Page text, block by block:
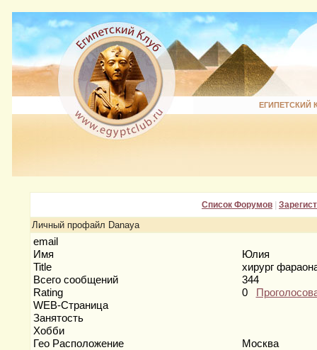
ЕГИПЕТСКИЙ
Список Форумов
Личный профайл Danaya
email
Имя
Юлия
Title
хирург
Всего сообщений
344
Rating
0
WEB-Страница
Занятость
Хобби
Гео Расположение
Москва